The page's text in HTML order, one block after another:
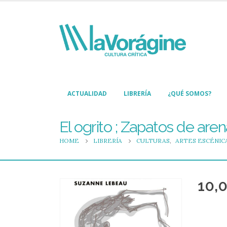
ACTUALIDAD LIBRERÍA ¿QUÉ SOMOS?
El ogrito ; Zapatos de
HOME LIBRERÍA CULTURAS, ARTES